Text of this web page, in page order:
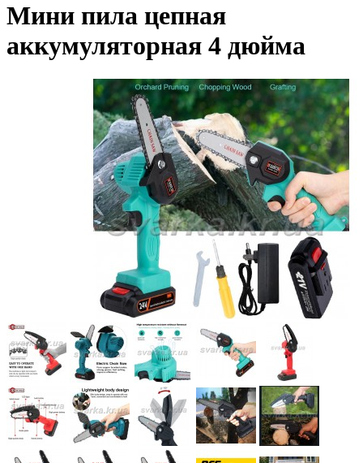
Мини пила цепная
аккумуляторная 4 дюйма